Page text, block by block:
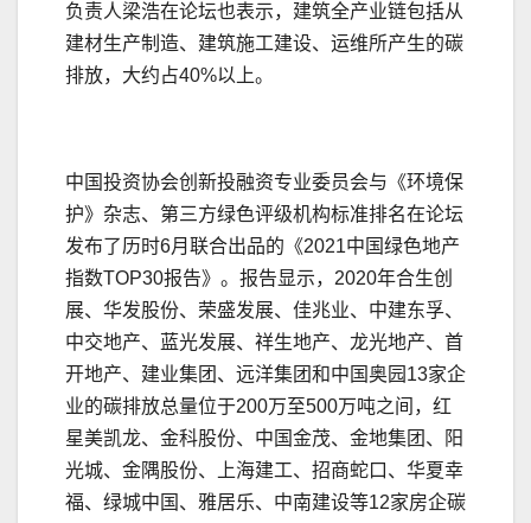
负责人梁浩在论坛也表示，建筑全产业链包括从
建材生产制造、建筑施工建设、运维所产生的碳
排放，大约占40%以上。
中国投资协会创新投融资专业委员会与《环境保
护》杂志、第三方绿色评级机构标准排名在论坛
发布了历时6月联合出品的《2021中国绿色地产
指数TOP30报告》。报告显示，2020年合生创
展、华发股份、荣盛发展、佳兆业、中建东孚、
中交地产、蓝光发展、祥生地产、龙光地产、首
开地产、建业集团、远洋集团和中国奥园13家企
业的碳排放总量位于200万至500万吨之间，红
星美凯龙、金科股份、中国金茂、金地集团、阳
光城、金隅股份、上海建工、招商蛇口、华夏幸
福、绿城中国、雅居乐、中南建设等12家房企碳